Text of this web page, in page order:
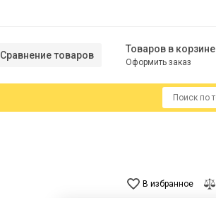
Сравнение товаров
Товаров в корзине
Оформить заказ
В избранное